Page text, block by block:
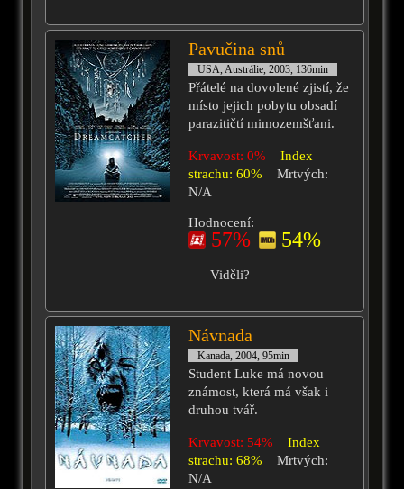
Pavučina snů
USA, Austrálie, 2003, 136min
Přátelé na dovolené zjistí, že
místo jejich pobytu obsadí
parazitičtí mimozemšťani.
Krvavost: 0%
Index
strachu: 60%
Mrtvých:
N/A
Hodnocení:
57% 54%
Viděli?
Návnada
Kanada, 2004, 95min
Student Luke má novou
známost, která má však i
druhou tvář.
Krvavost: 54%
Index
strachu: 68%
Mrtvých:
N/A